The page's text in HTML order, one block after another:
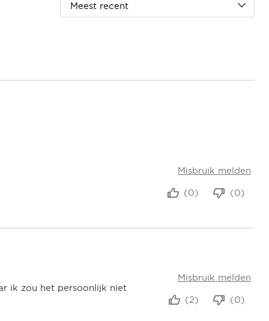
Meest recent
Misbruik melden
(0)
(0)
ik zou het persoonlijk niet
Misbruik melden
(0)
(2)